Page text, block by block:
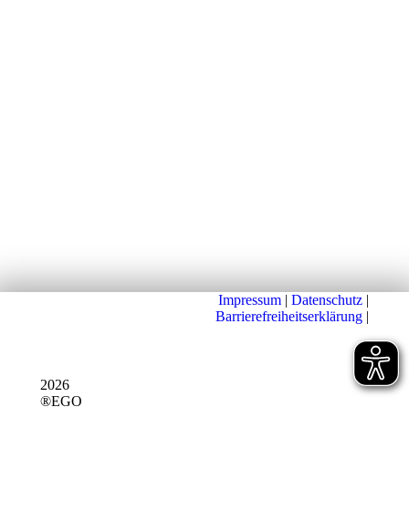
2026
®EGO
Impressum | Datenschutz |
Barrierefreiheitserklärung |